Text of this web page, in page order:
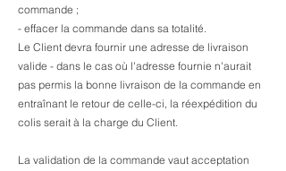
commande ;
- effacer la commande dans sa totalité.
Le Client devra fournir une adresse de livraison
valide - dans le cas où l'adresse fournie n'aurait
pas permis la bonne livraison de la commande en
entraînant le retour de celle-ci, la réexpédition du
colis serait à la charge du Client.
La validation de la commande vaut acceptation